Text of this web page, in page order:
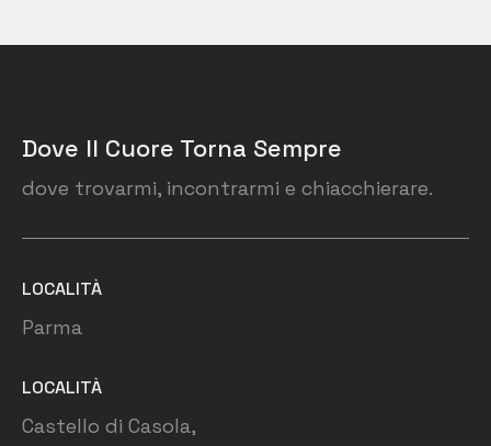
Dove Il Cuore Torna Sempre
dove trovarmi, incontrarmi e chiacchierare.
LOCALITÀ
Parma
LOCALITÀ
Castello di Casola,